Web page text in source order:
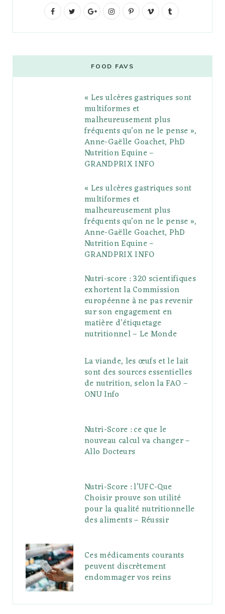
F
b
t
G
g
l
e
P
l
s
I
t
a
g
r
a
P
e
r
e
s
V
o
l
r
FOOD FAVS
« Les ulcères gastriques sont
multiformes et
malheureusement plus
fréquents qu’on ne le pense »,
Anne-Gaëlle Goachet, PhD
Nutrition Equine –
GRANDPRIX INFO
« Les ulcères gastriques sont
multiformes et
malheureusement plus
fréquents qu’on ne le pense »,
Anne-Gaëlle Goachet, PhD
Nutrition Equine –
GRANDPRIX INFO
Nutri-score : 320 scientifiques
exhortent la Commission
européenne à ne pas revenir
sur son engagement en
matière d’étiquetage
nutritionnel – Le Monde
La viande, les œufs et le lait
sont des sources essentielles
de nutrition, selon la FAO –
ONU Info
Nutri-Score : ce que le
nouveau calcul va changer –
Allo Docteurs
Nutri-Score : l’UFC-Que
Choisir prouve son utilité
pour la qualité nutritionnelle
des aliments – Réussir
Ces médicaments courants
peuvent discrètement
endommager vos reins